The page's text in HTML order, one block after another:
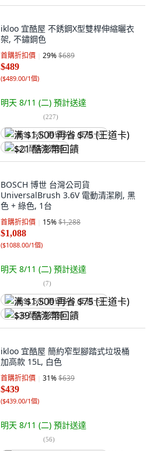
ikloo 宜酷屋 不銹鋼X型雙桿伸縮曬衣
架, 不鏽鋼色
首購折扣價 29%$689
$489
($489.00/1個)
明天 8/11 (二) 預計送達
(227)
满 $1,500 再省 $75 (王道卡)
$21 酷澎幣回饋
BOSCH 博世 台灣公司貨
UniversalBrush 3.6V 電動清潔刷, 黑
色 + 綠色, 1台
首購折扣價 15%$1,288
$1,088
($1088.00/1個)
明天 8/11 (二) 預計送達
(7)
满 $1,500 再省 $75 (王道卡)
$39 酷澎幣回饋
ikloo 宜酷屋 簡約窄型腳踏式垃圾桶
加高款 15L, 白色
首購折扣價 31%$639
$439
($439.00/1個)
明天 8/11 (二) 預計送達
(56)